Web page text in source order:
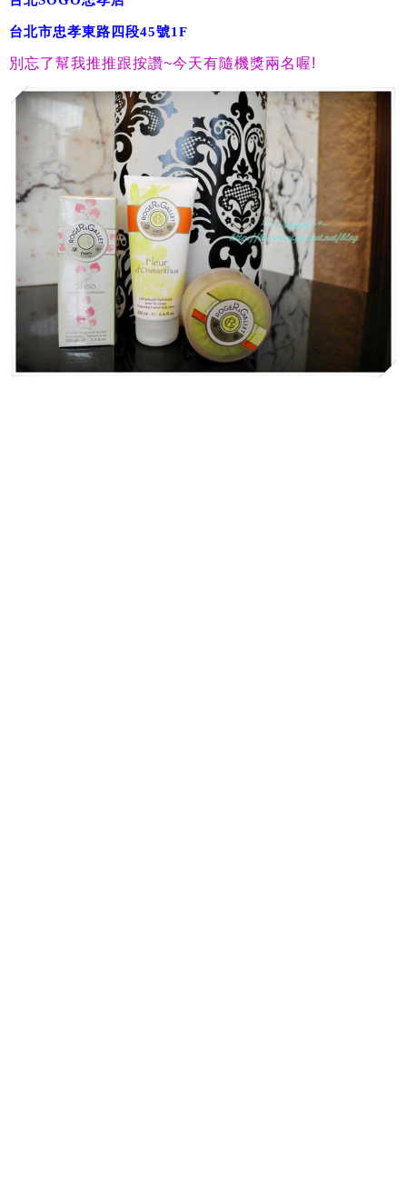
台北市忠孝東路四段45號1F
別忘了幫我推推跟按讚~今天有隨機獎兩名喔!